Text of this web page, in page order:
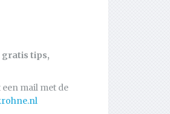
gratis tips,
mail met de